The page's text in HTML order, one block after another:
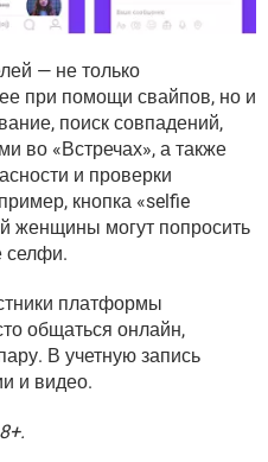
— не только
при помощи свайпов, но и
поиск совпадений,
во «Встречах», а также
и проверки
кнопка «selfie
женщины могут попросить
селфи.
платформы
общаться онлайн,
В учетную запись
и видео.